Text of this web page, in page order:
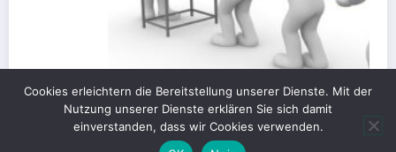
Cookies erleichtern die Bereitstellung unserer Dienste. Mit der
Nutzung unserer Dienste erklären Sie sich damit
einverstanden, dass wir Cookies verwenden.